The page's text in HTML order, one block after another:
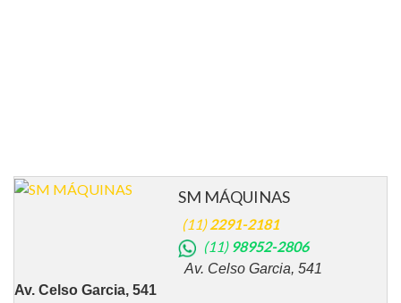
SM MÁQUINAS
(11)2291-2181
(11) 98952-2806
Av. Celso Garcia, 541
Av. Celso Garcia, 541